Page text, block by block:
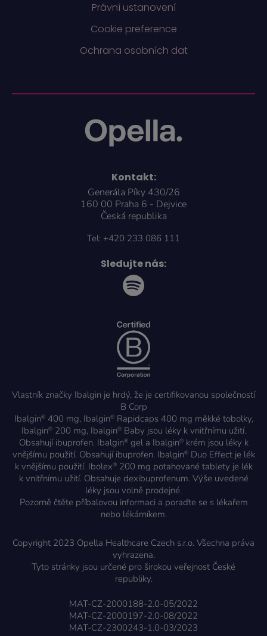
Právní ustanovení
Cookie preference
Ochrana osobních dat
Kontakt:
Generála Píky 430/26
160 00 Praha 6 - Dejvice
Česká republika
Tel: +420 233 086 111
Sledujte nás:
Vlastník značky Ibalgin je hrdý, že je certifikovanou společností
B Corp
Ibalgin®400 mg, Ibalgin®Rapidcaps 400 mg měkké tobolky,
Ibalgin®200 mg, Ibalgin®Baby jsou léky k vnitřnímu užití.
Obsahují ibuprofen. Ibalgin®gel a Ibalgin®krém jsou léky k
vnějšímu použití. Obsahují ibuprofen. Ibalgin®Duo Effect je lék
k vnějšímu použití. Ibolex®200 mg potahované tablety je lék
k vnitřnímu užití. Obsahuje dexibuprofenum. Výše uvedené
léky jsou volně prodejné.
Pozorně čtěte příbalovou informaci a poraďte se s lékařem
nebo lékárníkem.
Copyright 2023 Opella Healthcare Czech s.r.o. Všechna práva
vyhrazena.
Tyto stránky jsou určené pro širokou veřejnost České
republiky.
MAT-CZ-2000188-2.0-05/2022
MAT-CZ-2000197-2.0-08/2022
MAT-CZ-2300243-1.0-03/2023